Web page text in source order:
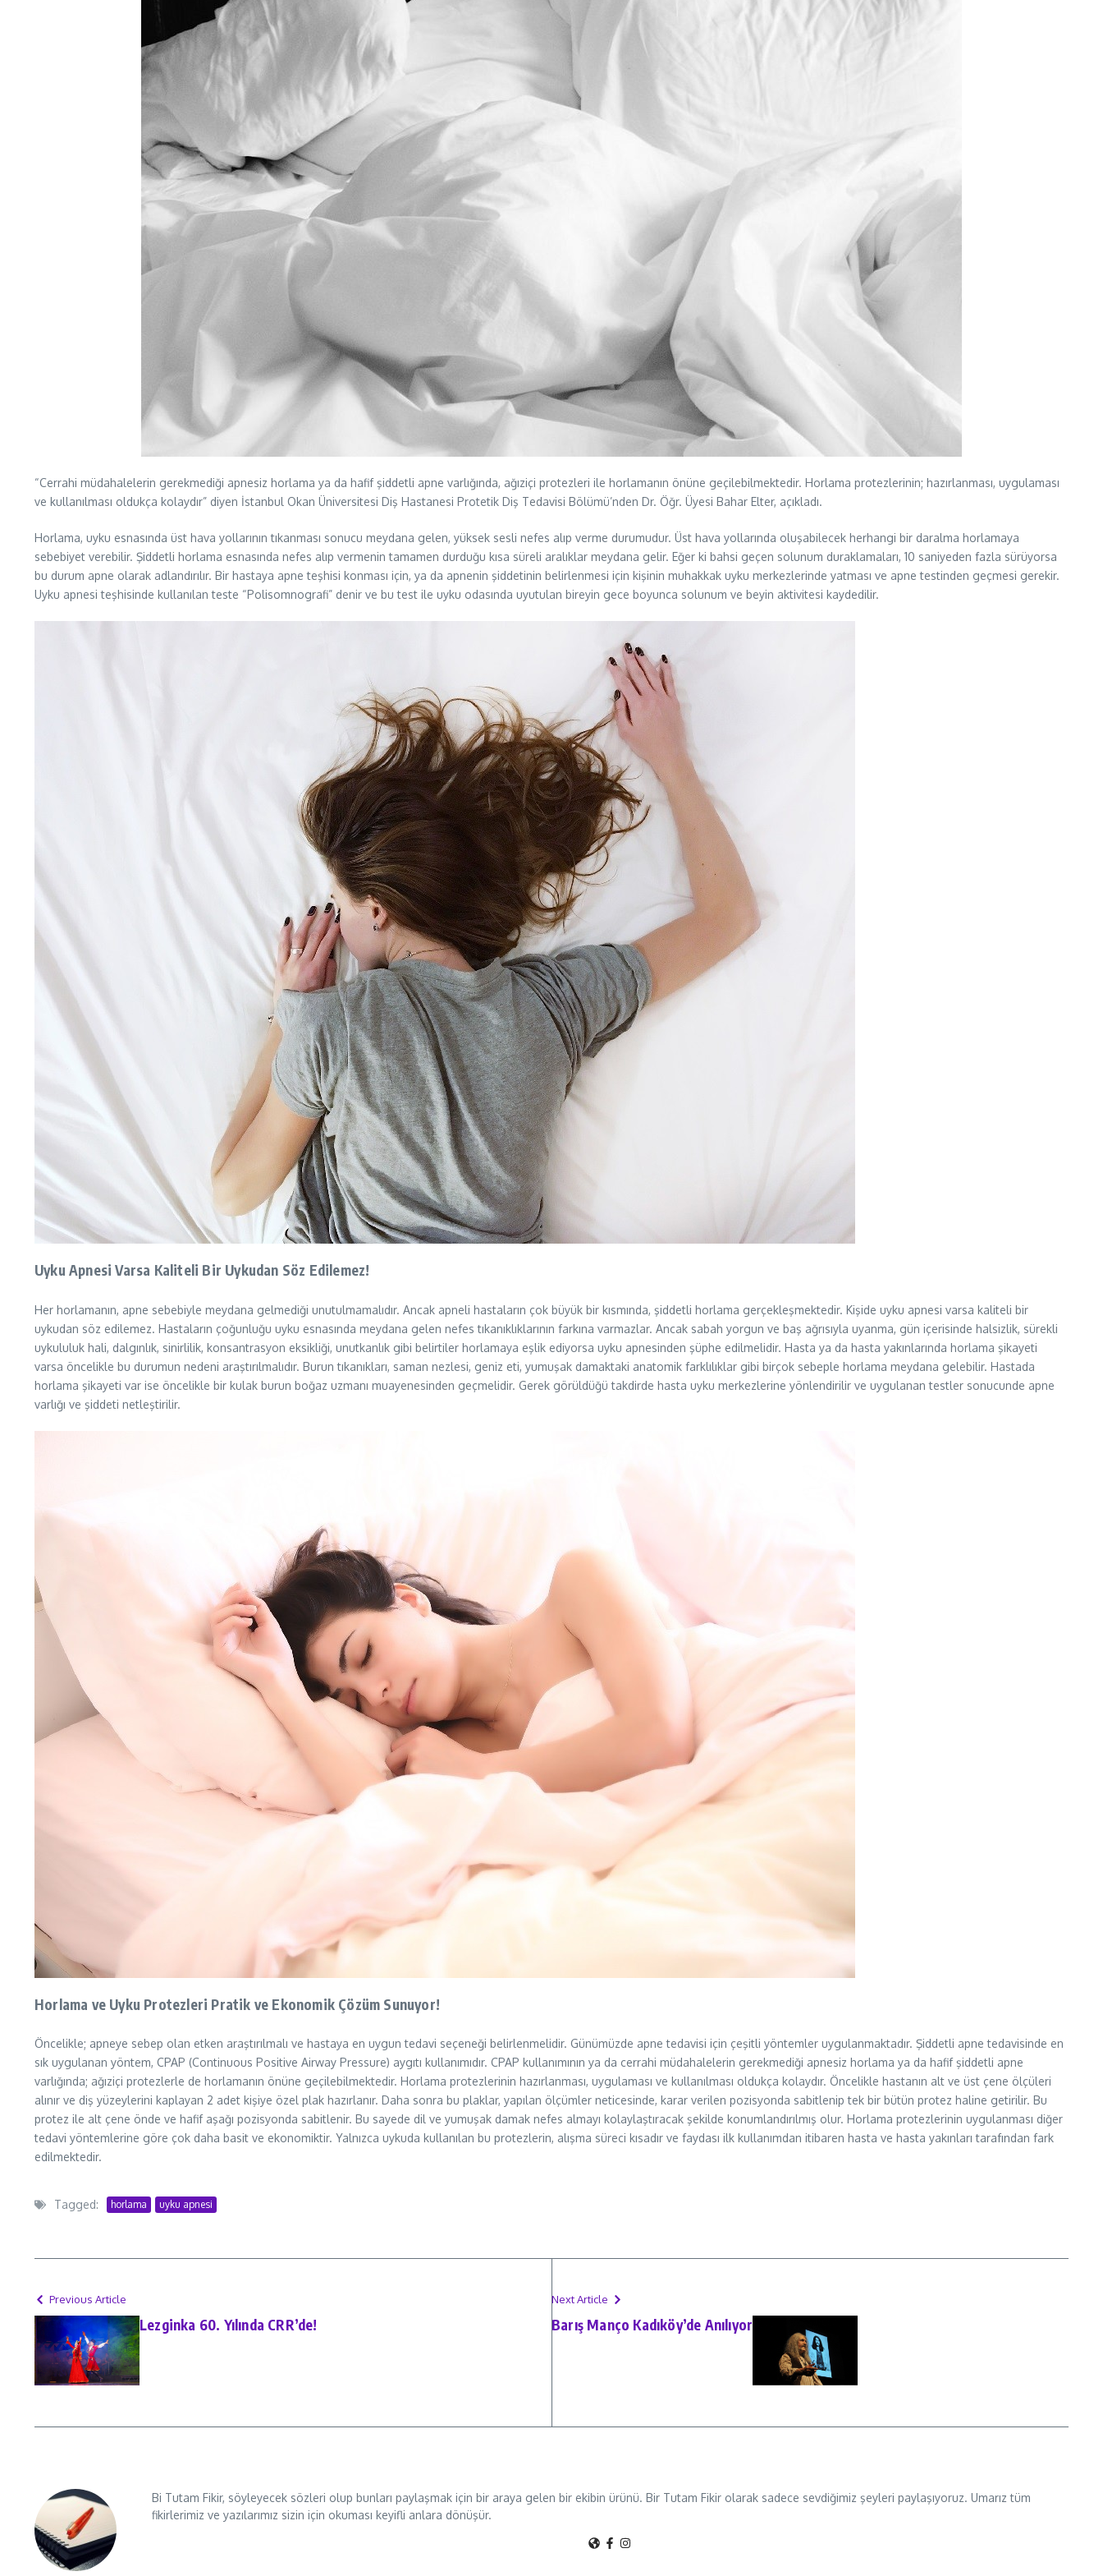
“Cerrahi müdahalelerin gerekmediği apnesiz horlama ya da hafif şiddetli apne varlığında, ağıziçi protezleri ile horlamanın önüne geçilebilmektedir. Horlama protezlerinin; hazırlanması, uygulaması
ve kullanılması oldukça kolaydır” diyen İstanbul Okan Üniversitesi Diş Hastanesi Protetik Diş Tedavisi Bölümü’nden Dr. Öğr. Üyesi Bahar Elter, açıkladı.
Horlama, uyku esnasında üst hava yollarının tıkanması sonucu meydana gelen, yüksek sesli nefes alıp verme durumudur. Üst hava yollarında oluşabilecek herhangi bir daralma horlamaya
sebebiyet verebilir. Şiddetli horlama esnasında nefes alıp vermenin tamamen durduğu kısa süreli aralıklar meydana gelir. Eğer ki bahsi geçen solunum duraklamaları, 10 saniyeden fazla sürüyorsa
bu durum apne olarak adlandırılır. Bir hastaya apne teşhisi konması için, ya da apnenin şiddetinin belirlenmesi için kişinin muhakkak uyku merkezlerinde yatması ve apne testinden geçmesi gerekir.
Uyku apnesi teşhisinde kullanılan teste “Polisomnografi” denir ve bu test ile uyku odasında uyutulan bireyin gece boyunca solunum ve beyin aktivitesi kaydedilir.
Uyku Apnesi Varsa Kaliteli Bir Uykudan Söz Edilemez!
Her horlamanın, apne sebebiyle meydana gelmediği unutulmamalıdır. Ancak apneli hastaların çok büyük bir kısmında, şiddetli horlama gerçekleşmektedir. Kişide uyku apnesi varsa kaliteli bir
uykudan söz edilemez. Hastaların çoğunluğu uyku esnasında meydana gelen nefes tıkanıklıklarının farkına varmazlar. Ancak sabah yorgun ve baş ağrısıyla uyanma, gün içerisinde halsizlik, sürekli
uykululuk hali, dalgınlık, sinirlilik, konsantrasyon eksikliği, unutkanlık gibi belirtiler horlamaya eşlik ediyorsa uyku apnesinden şüphe edilmelidir. Hasta ya da hasta yakınlarında horlama şikayeti
varsa öncelikle bu durumun nedeni araştırılmalıdır. Burun tıkanıkları, saman nezlesi, geniz eti, yumuşak damaktaki anatomik farklılıklar gibi birçok sebeple horlama meydana gelebilir. Hastada
horlama şikayeti var ise öncelikle bir kulak burun boğaz uzmanı muayenesinden geçmelidir. Gerek görüldüğü takdirde hasta uyku merkezlerine yönlendirilir ve uygulanan testler sonucunde apne
varlığı ve şiddeti netleştirilir.
Horlama ve Uyku Protezleri Pratik ve Ekonomik Çözüm Sunuyor!
Öncelikle; apneye sebep olan etken araştırılmalı ve hastaya en uygun tedavi seçeneği belirlenmelidir. Günümüzde apne tedavisi için çeşitli yöntemler uygulanmaktadır. Şiddetli apne tedavisinde en
sık uygulanan yöntem, CPAP (Continuous Positive Airway Pressure) aygıtı kullanımıdır. CPAP kullanımının ya da cerrahi müdahalelerin gerekmediği apnesiz horlama ya da hafif şiddetli apne
varlığında; ağıziçi protezlerle de horlamanın önüne geçilebilmektedir. Horlama protezlerinin hazırlanması, uygulaması ve kullanılması oldukça kolaydır. Öncelikle hastanın alt ve üst çene ölçüleri
alınır ve diş yüzeylerini kaplayan 2 adet kişiye özel plak hazırlanır. Daha sonra bu plaklar, yapılan ölçümler neticesinde, karar verilen pozisyonda sabitlenip tek bir bütün protez haline getirilir. Bu
protez ile alt çene önde ve hafif aşağı pozisyonda sabitlenir. Bu sayede dil ve yumuşak damak nefes almayı kolaylaştıracak şekilde konumlandırılmış olur. Horlama protezlerinin uygulanması diğer
tedavi yöntemlerine göre çok daha basit ve ekonomiktir. Yalnızca uykuda kullanılan bu protezlerin, alışma süreci kısadır ve faydası ilk kullanımdan itibaren hasta ve hasta yakınları tarafından fark
edilmektedir.
Tagged: horlama uyku apnesi
Previous Article
Lezginka 60. Yılında CRR’de!
Next Article
Barış Manço Kadıköy’de Anılıyor
Bi Tutam Fikir, söyleyecek sözleri olup bunları paylaşmak için bir araya gelen bir ekibin ürünü. Bir Tutam Fikir olarak sadece sevdiğimiz şeyleri paylaşıyoruz. Umarız tüm
fikirlerimiz ve yazılarımız sizin için okuması keyifli anlara dönüşür.